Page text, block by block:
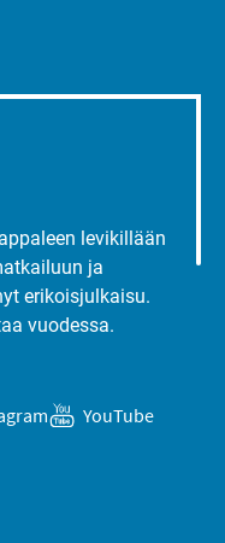
levikillään
ja
erikoisjulkaisu.
vuodessa.
YouTube